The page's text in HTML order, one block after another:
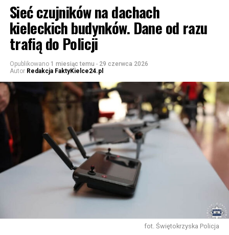
Sieć czujników na dachach
kieleckich budynków. Dane od razu
trafią do Policji
Opublikowano 1 miesiąc temu - 29 czerwca 2026
Autor Redakcja FaktyKielce24.pl
fot. Świętokrzyska Policja